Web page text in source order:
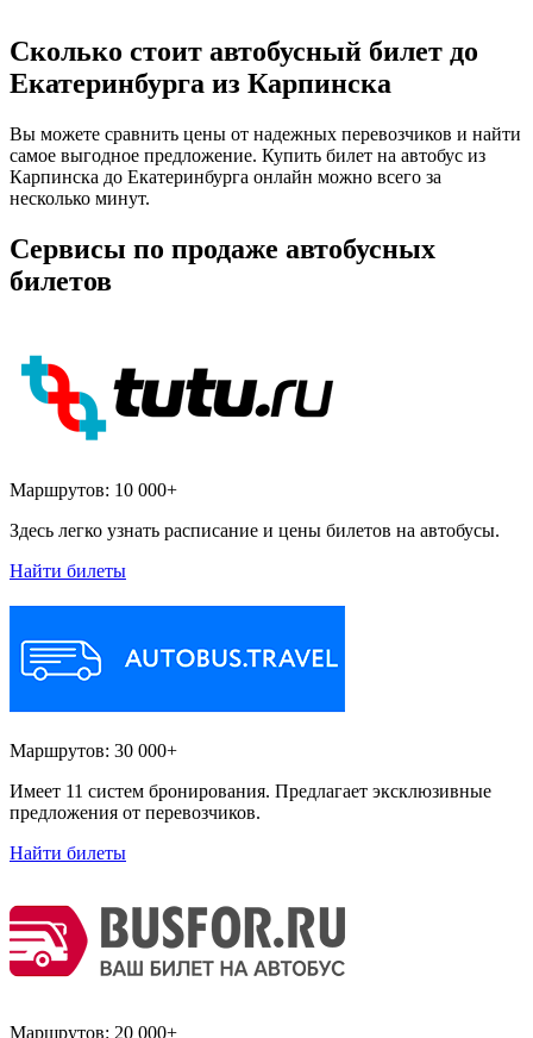
Сколько стоит автобусный билет до
Екатеринбурга из Карпинска
Вы можете сравнить цены от надежных перевозчиков и найти
самое выгодное предложение. Купить билет на автобус из
Карпинска до Екатеринбурга онлайн можно всего за
несколько минут.
Сервисы по продаже автобусных
билетов
Маршрутов: 10 000+
Здесь легко узнать расписание и цены билетов на автобусы.
Найти билеты
Маршрутов: 30 000+
Имеет 11 систем бронирования. Предлагает эксклюзивные
предложения от перевозчиков.
Найти билеты
Маршрутов: 20 000+